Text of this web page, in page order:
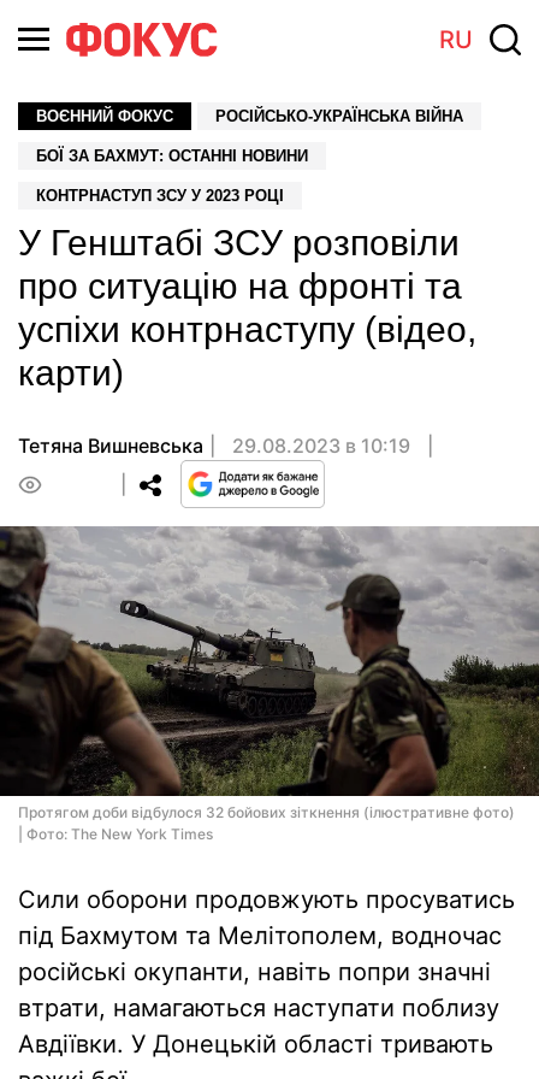
RU
ВОЄННИЙ ФОКУС РОСІЙСЬКО-УКРАЇНСЬКА ВІЙНА
БОЇ ЗА БАХМУТ: ОСТАННІ НОВИНИ
КОНТРНАСТУП ЗСУ У 2023 РОЦІ
У Генштабі ЗСУ розповіли
про ситуацію на фронті та
успіхи контрнаступу (відео,
карти)
Тетяна Вишневська
29.08.2023 в 10:19
Протягом доби відбулося 32 бойових зіткнення (ілюстративне фото)
| Фото: The New York Times
Сили оборони продовжують просуватись
під Бахмутом та Мелітополем, водночас
російські окупанти, навіть попри значні
втрати, намагаються наступати поблизу
Авдіївки. У Донецькій області тривають